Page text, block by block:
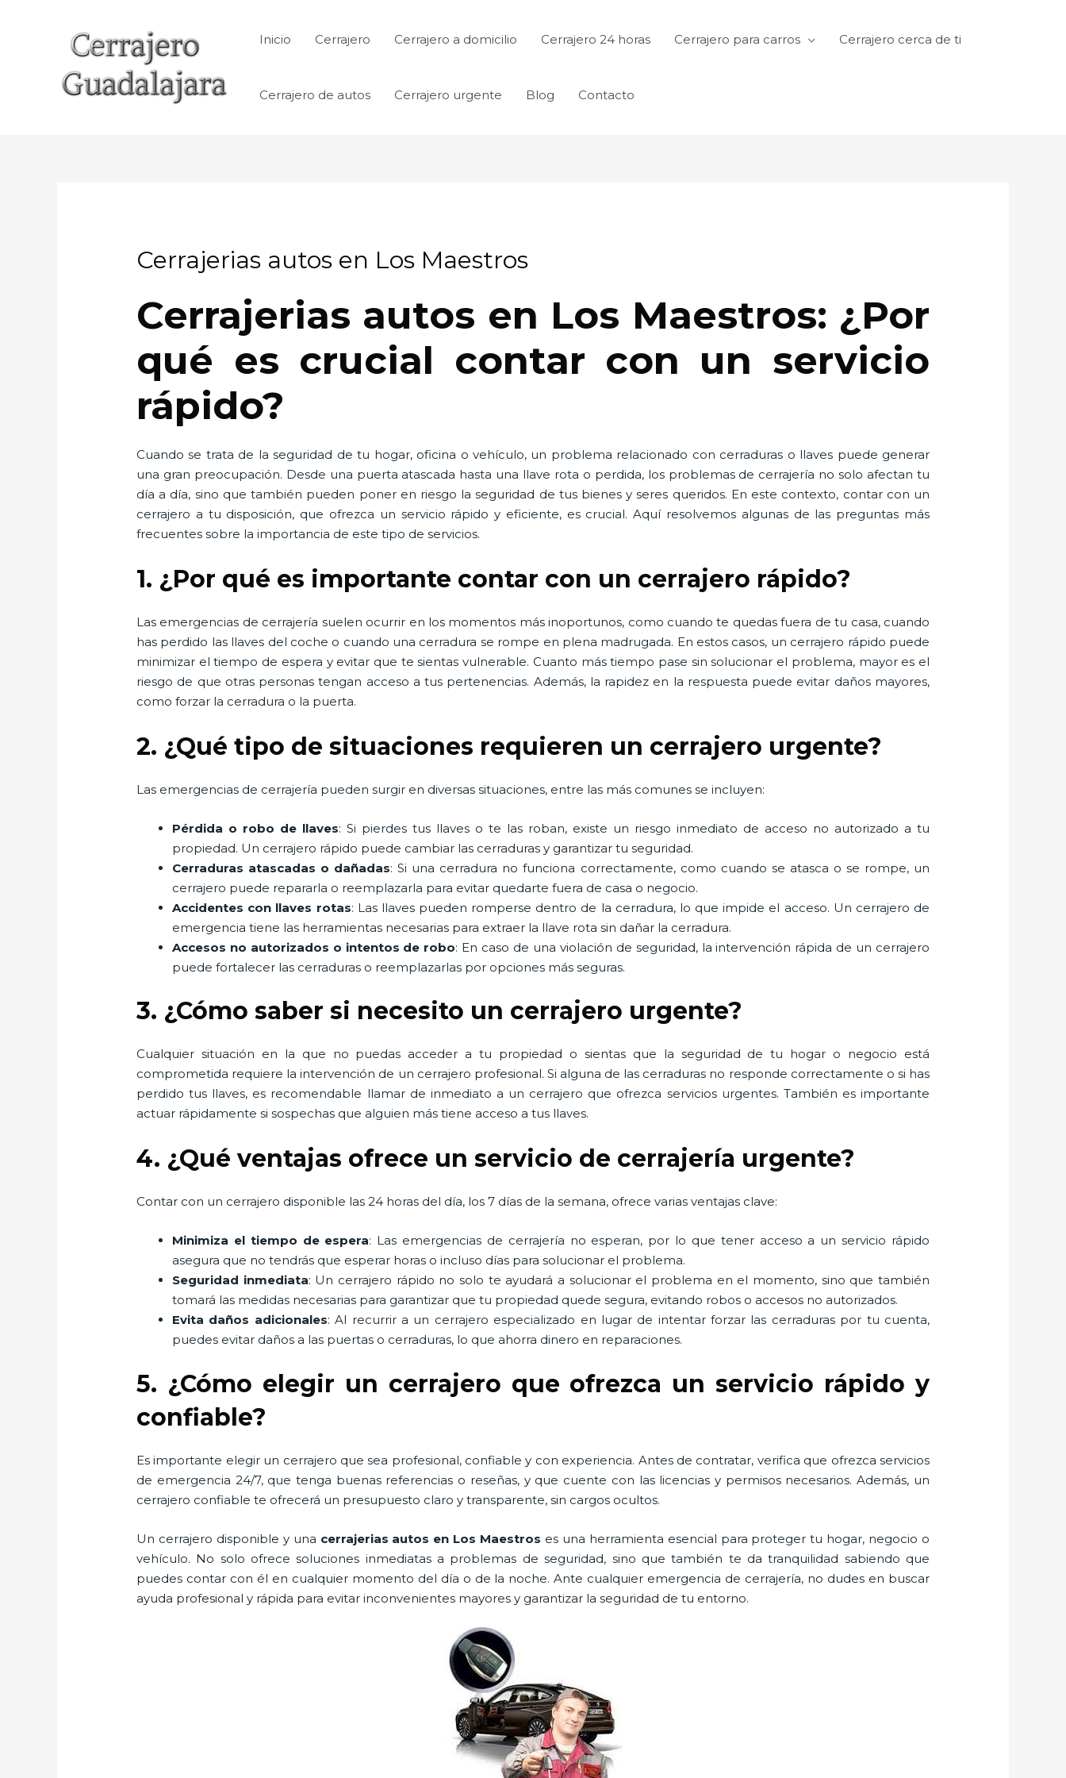
Inicio Cerrajero Cerrajero a domicilio Cerrajero 24 horas Cerrajero para carros Cerrajero cerca de ti
Cerrajero de autos Cerrajero urgente Blog Contacto
Cerrajerias autos en Los Maestros
Cerrajerias autos en Los Maestros: ¿Por
qué es crucial contar con un servicio
rápido?
Cuando se trata de la seguridad de tu hogar, oficina o vehículo, un problema relacionado con cerraduras o llaves puede generar
una gran preocupación. Desde una puerta atascada hasta una llave rota o perdida, los problemas de cerrajería no solo afectan tu
día a día, sino que también pueden poner en riesgo la seguridad de tus bienes y seres queridos. En este contexto, contar con un
cerrajero a tu disposición, que ofrezca un servicio rápido y eficiente, es crucial. Aquí resolvemos algunas de las preguntas más
frecuentes sobre la importancia de este tipo de servicios.
1. ¿Por qué es importante contar con un cerrajero rápido?
Las emergencias de cerrajería suelen ocurrir en los momentos más inoportunos, como cuando te quedas fuera de tu casa, cuando
has perdido las llaves del coche o cuando una cerradura se rompe en plena madrugada. En estos casos, un cerrajero rápido puede
minimizar el tiempo de espera y evitar que te sientas vulnerable. Cuanto más tiempo pase sin solucionar el problema, mayor es el
riesgo de que otras personas tengan acceso a tus pertenencias. Además, la rapidez en la respuesta puede evitar daños mayores,
como forzar la cerradura o la puerta.
2. ¿Qué tipo de situaciones requieren un cerrajero urgente?
Las emergencias de cerrajería pueden surgir en diversas situaciones, entre las más comunes se incluyen:
Pérdida o robo de llaves: Si pierdes tus llaves o te las roban, existe un riesgo inmediato de acceso no autorizado a tu
propiedad. Un cerrajero rápido puede cambiar las cerraduras y garantizar tu seguridad.
Cerraduras atascadas o dañadas: Si una cerradura no funciona correctamente, como cuando se atasca o se rompe, un
cerrajero puede repararla o reemplazarla para evitar quedarte fuera de casa o negocio.
Accidentes con llaves rotas: Las llaves pueden romperse dentro de la cerradura, lo que impide el acceso. Un cerrajero de
emergencia tiene las herramientas necesarias para extraer la llave rota sin dañar la cerradura.
Accesos no autorizados o intentos de robo: En caso de una violación de seguridad, la intervención rápida de un cerrajero
puede fortalecer las cerraduras o reemplazarlas por opciones más seguras.
3. ¿Cómo saber si necesito un cerrajero urgente?
Cualquier situación en la que no puedas acceder a tu propiedad o sientas que la seguridad de tu hogar o negocio está
comprometida requiere la intervención de un cerrajero profesional. Si alguna de las cerraduras no responde correctamente o si has
perdido tus llaves, es recomendable llamar de inmediato a un cerrajero que ofrezca servicios urgentes. También es importante
actuar rápidamente si sospechas que alguien más tiene acceso a tus llaves.
4. ¿Qué ventajas ofrece un servicio de cerrajería urgente?
Contar con un cerrajero disponible las 24 horas del día, los 7 días de la semana, ofrece varias ventajas clave:
Minimiza el tiempo de espera: Las emergencias de cerrajería no esperan, por lo que tener acceso a un servicio rápido
asegura que no tendrás que esperar horas o incluso días para solucionar el problema.
Seguridad inmediata: Un cerrajero rápido no solo te ayudará a solucionar el problema en el momento, sino que también
tomará las medidas necesarias para garantizar que tu propiedad quede segura, evitando robos o accesos no autorizados.
Evita daños adicionales: Al recurrir a un cerrajero especializado en lugar de intentar forzar las cerraduras por tu cuenta,
puedes evitar daños a las puertas o cerraduras, lo que ahorra dinero en reparaciones.
5. ¿Cómo elegir un cerrajero que ofrezca un servicio rápido y
confiable?
Es importante elegir un cerrajero que sea profesional, confiable y con experiencia. Antes de contratar, verifica que ofrezca servicios
de emergencia 24/7, que tenga buenas referencias o reseñas, y que cuente con las licencias y permisos necesarios. Además, un
cerrajero confiable te ofrecerá un presupuesto claro y transparente, sin cargos ocultos.
Un cerrajero disponible y una cerrajerias autos en Los Maestros es una herramienta esencial para proteger tu hogar, negocio o
vehículo. No solo ofrece soluciones inmediatas a problemas de seguridad, sino que también te da tranquilidad sabiendo que
puedes contar con él en cualquier momento del día o de la noche. Ante cualquier emergencia de cerrajería, no dudes en buscar
ayuda profesional y rápida para evitar inconvenientes mayores y garantizar la seguridad de tu entorno.